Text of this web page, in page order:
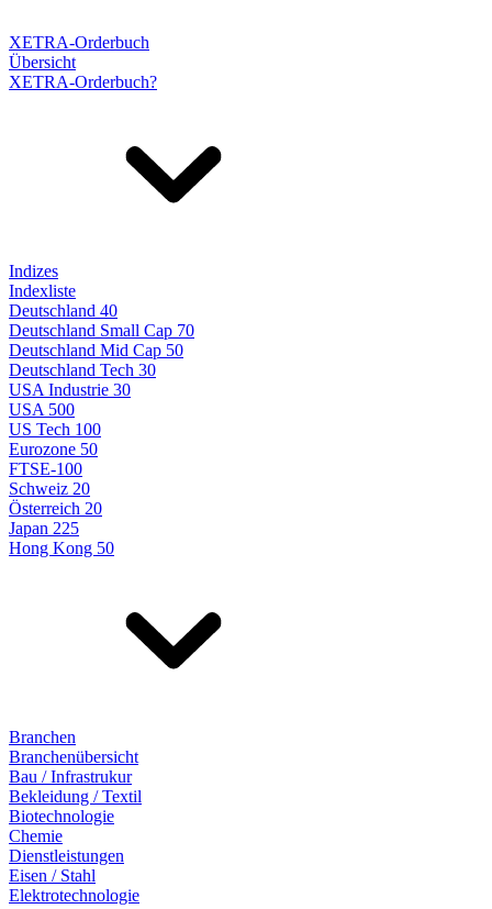
XETRA-Orderbuch
Übersicht
XETRA-Orderbuch?
Indizes
Indexliste
Deutschland 40
Deutschland Small Cap 70
Deutschland Mid Cap 50
Deutschland Tech 30
USA Industrie 30
USA 500
US Tech 100
Eurozone 50
FTSE-100
Schweiz 20
Österreich 20
Japan 225
Hong Kong 50
Branchen
Branchenübersicht
Bau / Infrastrukur
Bekleidung / Textil
Biotechnologie
Chemie
Dienstleistungen
Eisen / Stahl
Elektrotechnologie